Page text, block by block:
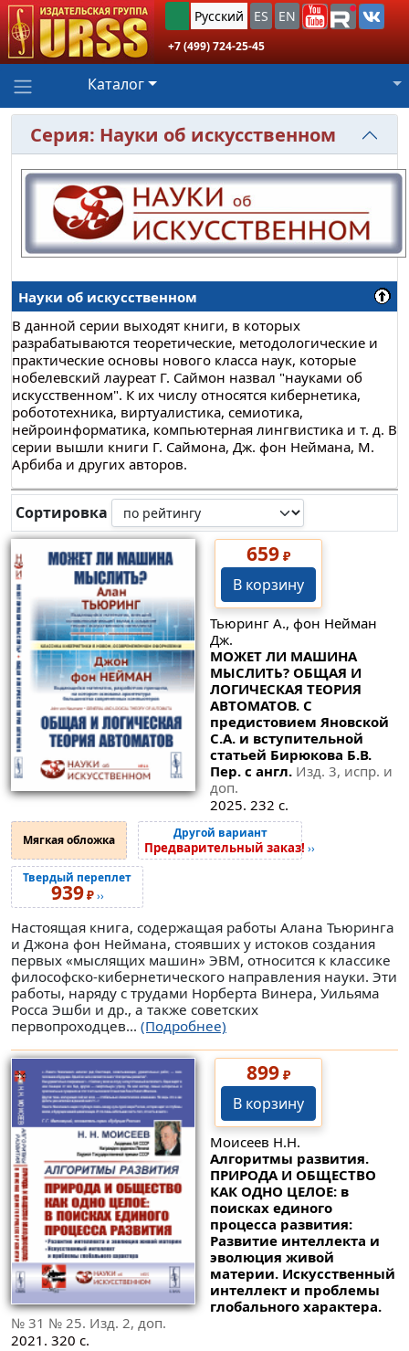
Русский ES EN
+7 (499) 724-25-45
Каталог
Серия: Науки об искусственном
Науки об искусственном
В данной серии выходят книги, в которых
разрабатываются теоретические, методологические и
практические основы нового класса наук, которые
нобелевский лауреат Г. Саймон назвал "науками об
искусственном". К их числу относятся кибернетика,
робототехника, виртуалистика, семиотика,
нейроинформатика, компьютерная лингвистика и т. д. В
серии вышли книги Г. Саймона, Дж. фон Неймана, М.
Арбиба и других авторов.
Сортировка
659₽
В корзину
Тьюринг А., фон Нейман
Дж.
МОЖЕТ ЛИ МАШИНА
МЫСЛИТЬ? ОБЩАЯ И
ЛОГИЧЕСКАЯ ТЕОРИЯ
АВТОМАТОВ. С
предистовием Яновской
С.А. и вступительной
статьей Бирюкова Б.В.
Пер. с англ. Изд. 3, испр. и
доп.
2025. 232 с.
Мягкая обложка Другой вариант
Предварительный заказ! ››
Твердый переплет
939₽››
Настоящая книга, содержащая работы Алана Тьюринга
и Джона фон Неймана, стоявших у истоков создания
первых «мыслящих машин» ЭВМ, относится к классике
философско-кибернетического направления науки. Эти
работы, наряду с трудами Норберта Винера, Уильяма
Росса Эшби и др., а также советских
первопроходцев... (Подробнее)
899₽
В корзину
Моисеев Н.Н.
Алгоритмы развития.
ПРИРОДА И ОБЩЕСТВО
КАК ОДНО ЦЕЛОЕ: в
поисках единого
процесса развития:
Развитие интеллекта и
эволюция живой
материи. Искусственный
интеллект и проблемы
глобального характера.
№ 31 № 25. Изд. 2, доп.
2021. 320 с.